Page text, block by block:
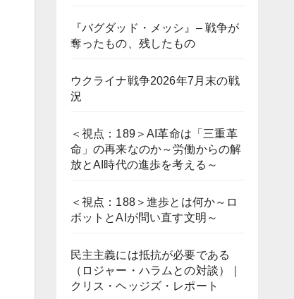
『バグダッド・メッシ』– 戦争が
奪ったもの、残したもの
ウクライナ戦争2026年7月末の戦
況
＜視点：189＞AI革命は「三重革
命」の再来なのか～労働からの解
放とAI時代の進歩を考える～
＜視点：188＞進歩とは何か～ロ
ボットとAIが問い直す文明～
民主主義には抵抗が必要である
（ロジャー・ハラムとの対談）｜
クリス・ヘッジズ・レポート